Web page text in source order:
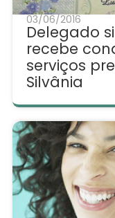
03/06/2016
Delegado
recebe
serviços
Silvânia